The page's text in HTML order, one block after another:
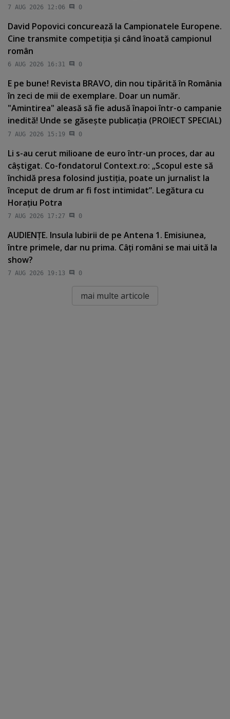
7 AUG 2026 12:06 0
David Popovici concurează la Campionatele Europene.
Cine transmite competiţia şi când înoată campionul
român
6 AUG 2026 16:31 0
E pe bune! Revista BRAVO, din nou tipărită în România
în zeci de mii de exemplare. Doar un număr.
"Amintirea" aleasă să fie adusă înapoi într-o campanie
inedită! Unde se găseşte publicaţia (PROIECT SPECIAL)
7 AUG 2026 15:19 0
Li s-au cerut milioane de euro într-un proces, dar au
câştigat. Co-fondatorul Context.ro: „Scopul este să
închidă presa folosind justiţia, poate un jurnalist la
început de drum ar fi fost intimidat”. Legătura cu
Horaţiu Potra
7 AUG 2026 17:27 0
AUDIENŢE. Insula Iubirii de pe Antena 1. Emisiunea,
între primele, dar nu prima. Câţi români se mai uită la
show?
7 AUG 2026 19:13 0
mai multe articole